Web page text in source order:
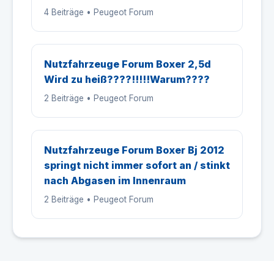
4 Beiträge • Peugeot Forum
Nutzfahrzeuge Forum Boxer 2,5d
Wird zu heiß????!!!!!Warum????
2 Beiträge • Peugeot Forum
Nutzfahrzeuge Forum Boxer Bj 2012
springt nicht immer sofort an / stinkt
nach Abgasen im Innenraum
2 Beiträge • Peugeot Forum